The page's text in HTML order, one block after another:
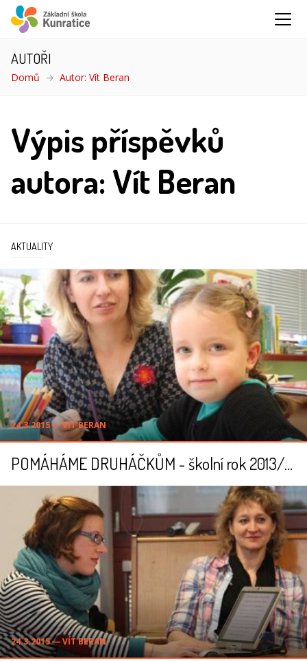
AUTOŘI
Domů Autor: Vít Beran
Výpis příspěvků
autora: Vít Beran
AKTUALITY
24.3.2015 ― VÍT BERAN
POMÁHÁME DRUHÁČKŮM - školní rok 2013/2014
24.3.2015 ― VÍT BERAN